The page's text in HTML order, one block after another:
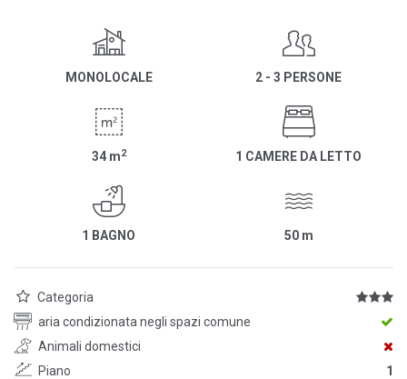
MONOLOCALE 2 - 3 PERSONE
34 m2 1 CAMERE DA LETTO
1 BAGNO 50 m
Categoria
aria condizionata negli spazi comune
Animali domestici
Piano
1